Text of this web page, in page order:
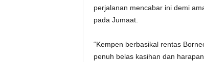
perjalanan mencabar ini demi
pada Jumaat.
“Kempen berbasikal rentas
penuh belas kasihan dan